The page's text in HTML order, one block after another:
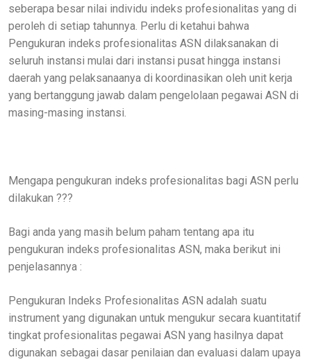
seberapa besar nilai individu indeks profesionalitas yang di
peroleh di setiap tahunnya. Perlu di ketahui bahwa
Pengukuran indeks profesionalitas ASN dilaksanakan di
seluruh instansi mulai dari instansi pusat hingga instansi
daerah yang pelaksanaanya di koordinasikan oleh unit kerja
yang bertanggung jawab dalam pengelolaan pegawai ASN di
masing-masing instansi.
Mengapa pengukuran indeks profesionalitas bagi ASN perlu
dilakukan ???
Bagi anda yang masih belum paham tentang apa itu
pengukuran indeks profesionalitas ASN, maka berikut ini
penjelasannya :
Pengukuran Indeks Profesionalitas ASN adalah suatu
instrument yang digunakan untuk mengukur secara kuantitatif
tingkat profesionalitas pegawai ASN yang hasilnya dapat
digunakan sebagai dasar penilaian dan evaluasi dalam upaya